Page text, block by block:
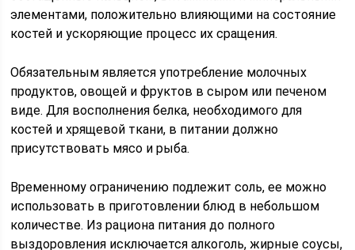
элементами, положительно влияющими на состояние
костей и ускоряющие процесс их сращения.
Обязательным является употребление молочных
продуктов, овощей и фруктов в сыром или печеном
виде. Для восполнения белка, необходимого для
костей и хрящевой ткани, в питании должно
присутствовать мясо и рыба.
Временному ограничению подлежит соль, ее можно
использовать в приготовлении блюд в небольшом
количестве. Из рациона питания до полного
выздоровления исключается алкоголь, жирные соусы,